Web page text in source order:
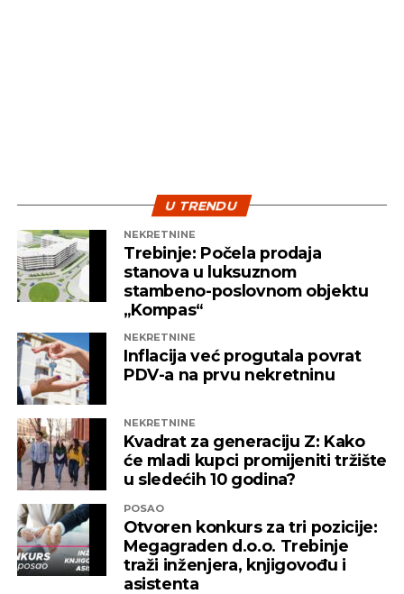
U TRENDU
NEKRETNINE
Trebinje: Počela prodaja
stanova u luksuznom
stambeno-poslovnom objektu
„Kompas“
NEKRETNINE
Inflacija već progutala povrat
PDV-a na prvu nekretninu
NEKRETNINE
Kvadrat za generaciju Z: Kako
će mladi kupci promijeniti tržište
u sledećih 10 godina?
POSAO
Otvoren konkurs za tri pozicije:
Megagraden d.o.o. Trebinje
traži inženjera, knjigovođu i
asistenta